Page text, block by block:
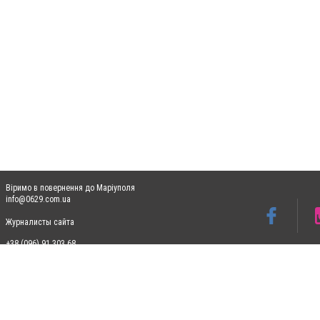
Віримо в повернення до Маріуполя
info@0629.com.ua
Журналисты сайта
+38 (096) 91 303 68